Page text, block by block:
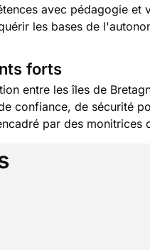
avec pédagogie et
les bases de
forts
entre les îles de
confiance, de sécurité
par des monitrices